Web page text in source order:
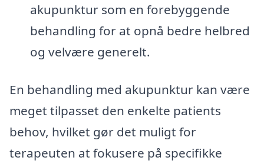
akupunktur som en forebyggende
behandling for at opnå bedre helbred
og velvære generelt.
En behandling med akupunktur kan være
meget tilpasset den enkelte patients
behov, hvilket gør det muligt for
terapeuten at fokusere på specifikke